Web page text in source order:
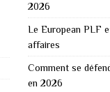
2026
Le European PLF
affaires
Comment se
en 2026